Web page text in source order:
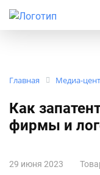
Главная Медиа-
Как
фирмы и
29 июня 2023